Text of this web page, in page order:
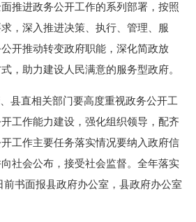
推进政务公开工作的系列部署，按照
，深入推进决策、执行、管理、服
开推动转变政府职能，深化简政放
，助力建设人民满意的服务型政府。
县直相关部门要高度重视政务公开工
工作能力建设，强化组织领导，配齐
工作主要任务落实情况要纳入政府信
社会公布，接受社会监督。全年落实
前书面报县政府办公室，县政府办公室